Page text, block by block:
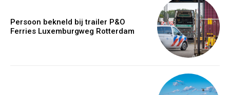
Persoon bekneld bij trailer P&O
Ferries Luxemburgweg Rotterdam